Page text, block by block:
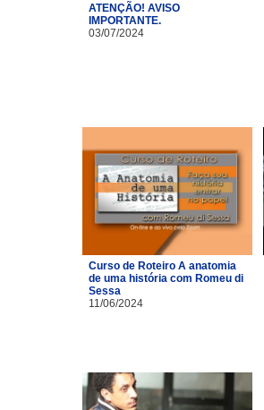
ATENÇÃO! AVISO
IMPORTANTE.
03/07/2024
Curso de Roteiro A anatomia
de uma história com Romeu di
Sessa
11/06/2024